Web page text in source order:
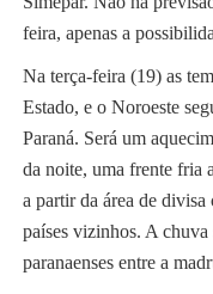
feira, apenas a
Na terça-feira (19) as
Estado, e o Noroeste
Paraná. Será um
da noite, uma frente fria
a partir da área de
países vizinhos. A chuva
paranaenses entre a